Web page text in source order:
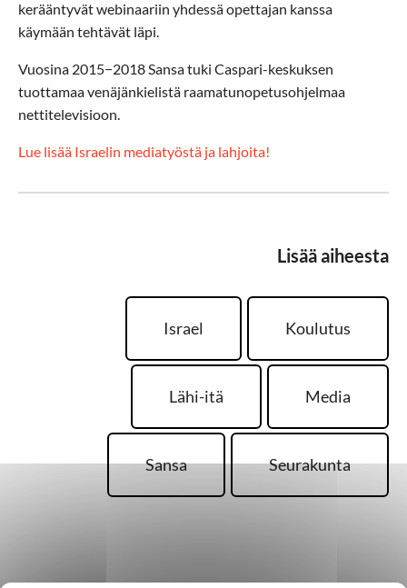
kerääntyvät webinaariin yhdessä opettajan kanssa
käymään tehtävät läpi.
Vuosina 2015−2018 Sansa tuki Caspari-keskuksen
tuottamaa venäjänkielistä raamatunopetusohjelmaa
nettitelevisioon.
Lue lisää Israelin mediatyöstä ja lahjoita!
Lisää aiheesta
Israel Koulutus
Lähi-itä Media
Sansa Seurakunta